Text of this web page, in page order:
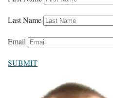
Last Name
Email
SUBMIT